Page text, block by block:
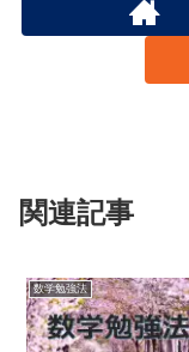
関連記事
数学勉強法